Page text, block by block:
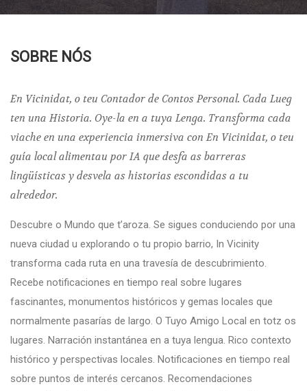
SOBRE NÓS
En Vicinidat, o teu Contador de Contos Personal. Cada Lueg
ten una Historia. Oye-la en a tuya Lenga. Transforma cada
viache en una experiencia inmersiva con En Vicinidat, o teu
guía local alimentau por IA que desfa as barreras
lingüísticas y desvela as historias escondidas a tu
alrededor.
Descubre o Mundo que t’aroza. Se sigues conduciendo por una
nueva ciudad u explorando o tu propio barrio, In Vicinity
transforma cada ruta en una travesía de descubrimiento.
Recebe notificaciones en tiempo real sobre lugares
fascinantes, monumentos históricos y gemas locales que
normalmente pasarías de largo. O Tuyo Amigo Local en totz os
lugares. Narración instantánea en a tuya lengua. Rico contexto
histórico y perspectivas locales. Notificaciones en tiempo real
sobre puntos de interés cercanos. Recomendaciones